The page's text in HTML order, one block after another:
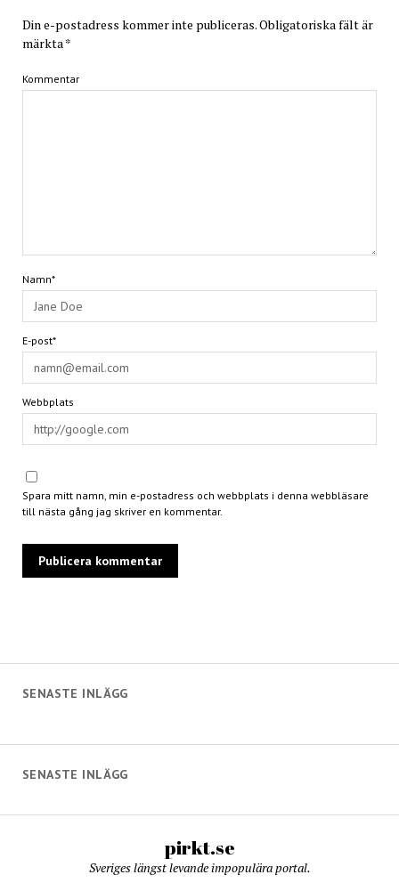
SENASTE INLÄGG
Din e-postadress kommer inte publiceras.Obligatoriska fält är
märkta*
Kommentar
Namn*
E-post*
Webbplats
Spara mitt namn, min e-postadress och webbplats i denna webbläsare
till nästa gång jag skriver en kommentar.
SENASTE INLÄGG
pirkt.se
Sveriges längst levande impopulära portal.